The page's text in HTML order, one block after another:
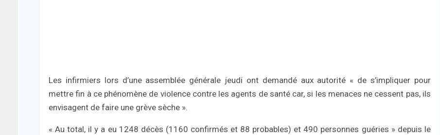
Les infirmiers lors d’une assemblée générale jeudi ont demandé aux autorité « de s’impliquer pour
mettre fin à ce phénomène de violence contre les agents de santé car, si les menaces ne cessent pas, ils
envisagent de faire une grève sèche ».
« Au total, il y a eu 1248 décès (1160 confirmés et 88 probables) et 490 personnes guéries » depuis le